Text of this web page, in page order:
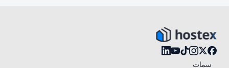
سمات